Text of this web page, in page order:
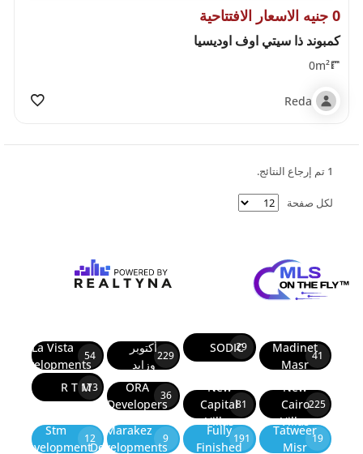
0 جنيه الاسعار الافتتاحية
كمبوند ذا سيتي اوف اوديسيا
0m²
Reda
1 تم إرجاع النتائج.
لكل صفحة
Madinet
Masr
41
SODIC
29
أكتوبر
وزايد
229
La Vista
Developments
54
New
Cairo
Villas
225
New
Capital
Villas
81
ORA
Developers
36
R T M
173
Tatweer
Misr
19
Fully
Finished
191
Marakez
Developments
9
Stm
Development
12